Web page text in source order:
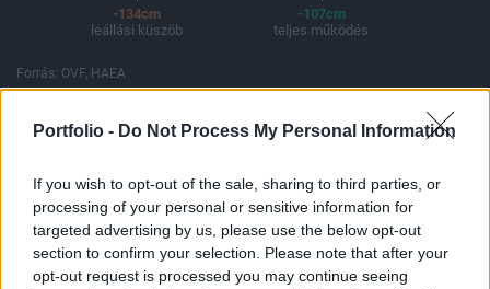
Portfolio - Do Not Process My Personal Information
If you wish to opt-out of the sale, sharing to third parties, or
processing of your personal or sensitive information for
targeted advertising by us, please use the below opt-out
section to confirm your selection. Please note that after your
opt-out request is processed you may continue seeing
-134cm
leállási küszöb
-107cm
teljes működés
Forrás: OVF, HAEA
A Paksi Atomerőmű összteljesítménye 437 MW. A Duna
ELŐFIZETŐI TARTALOM
Jól mennek a chip-ek